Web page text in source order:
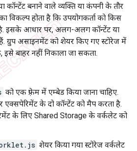
कॉन्टेंट बनाने वाले व्यक्ति या कंपनी के तौर
होता है कि उपयोगकर्ता को किस
है. इसके आधार पर, अलग-अलग कॉन्टेंट या
ग्रुप असाइनमेंट को शेयर किए गए स्टोरेज में
इसे बाहर नहीं निकाला जा सकता.
को एक फ़्रेम में एम्बेड किया जाना चाहिए.
एक्सपेरिमेंट के दो कॉन्टेंट को मैप करता है.
के लिए Shared Storage के वर्कलेट को
शेयर किया गया स्टोरेज वर्कलेट